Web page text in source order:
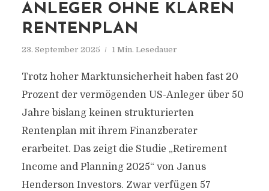
ANLEGER OHNE KLAREN
RENTENPLAN
23. September 2025 1 Min. Lesedauer
Trotz hoher Marktunsicherheit haben fast 20
Prozent der vermögenden US-Anleger über 50
Jahre bislang keinen strukturierten
Rentenplan mit ihrem Finanzberater
erarbeitet. Das zeigt die Studie „Retirement
Income and Planning 2025“ von Janus
Henderson Investors. Zwar verfügen 57